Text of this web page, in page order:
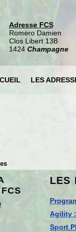
Adresse FCS
Romero Damien
Clos Libert 13B
1424 Champagne
LES
LES
Agility :
Sport